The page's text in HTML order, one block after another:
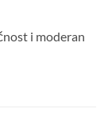
i moderan